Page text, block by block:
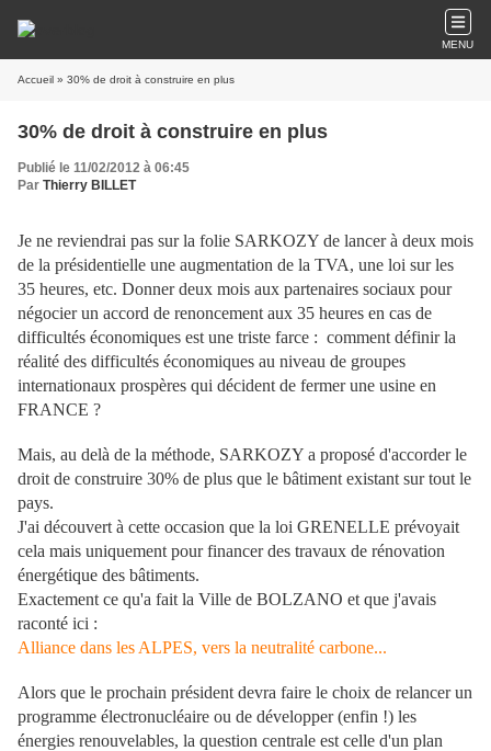
MENU
Accueil » 30% de droit à construire en plus
30% de droit à construire en plus
Publié le 11/02/2012 à 06:45
Par Thierry BILLET
Je ne reviendrai pas sur la folie SARKOZY de lancer à deux mois
de la présidentielle une augmentation de la TVA, une loi sur les
35 heures, etc. Donner deux mois aux partenaires sociaux pour
négocier un accord de renoncement aux 35 heures en cas de
difficultés économiques est une triste farce : comment définir la
réalité des difficultés économiques au niveau de groupes
internationaux prospères qui décident de fermer une usine en
FRANCE ?
Mais, au delà de la méthode, SARKOZY a proposé d'accorder le
droit de construire 30% de plus que le bâtiment existant sur tout le
pays.
J'ai découvert à cette occasion que la loi GRENELLE prévoyait
cela mais uniquement pour financer des travaux de rénovation
énergétique des bâtiments.
Exactement ce qu'a fait la Ville de BOLZANO et que j'avais
raconté ici :
Alliance dans les ALPES, vers la neutralité carbone...
Alors que le prochain président devra faire le choix de relancer un
programme électronucléaire ou de développer (enfin !) les
énergies renouvelables, la question centrale est celle d'un plan